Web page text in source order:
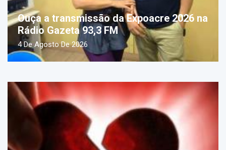
Ouça a transmissão da Expoacre 2026 na
Rádio Gazeta 93,3 FM
4 De Agosto De 2026